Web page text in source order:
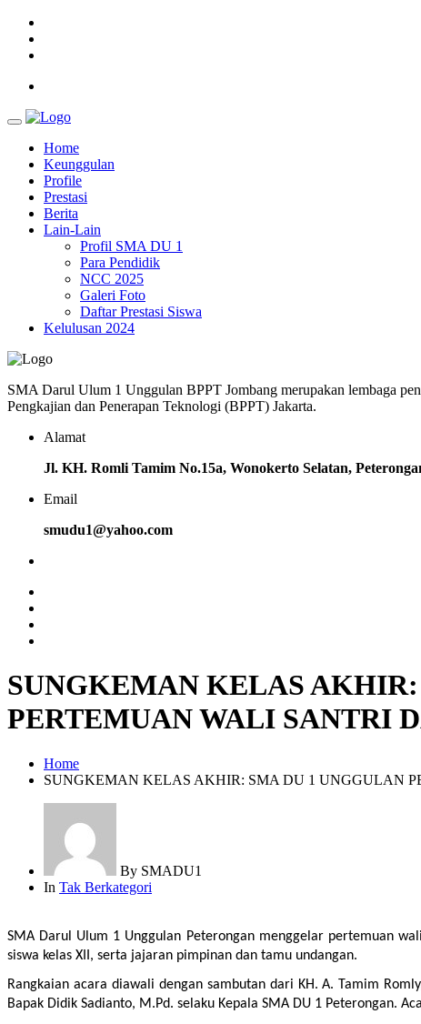
Home
Keunggulan
Profile
Prestasi
Berita
Lain-Lain
Profil SMA DU 1
Para Pendidik
NCC 2025
Galeri Foto
Daftar Prestasi Siswa
Kelulusan 2024
SMA Darul Ulum 1 Unggulan BPPT Jombang merupakan lembaga
Pengkajian dan Penerapan Teknologi (BPPT) Jakarta.
Alamat
Jl. KH. Romli Tamim No.15a, Wonokerto Selatan,
Email
smudu1@yahoo.com
SUNGKEMAN KELAS
PERTEMUAN WALI SANTRI
Home
SUNGKEMAN KELAS AKHIR: SMA DU 1 UNGGULAN
By SMADU1
In Tak Berkategori
SMA Darul Ulum 1 Unggulan Peterongan menggelar pertemuan
siswa kelas XII, serta jajaran pimpinan dan tamu undangan.
Rangkaian acara diawali dengan sambutan dari KH. A. Tamim
Bapak Didik Sadianto, M.Pd. selaku Kepala SMA DU 1 Peterongan.